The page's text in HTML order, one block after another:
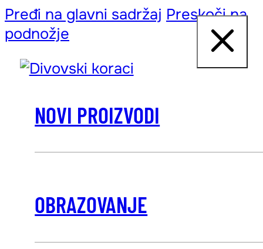
Pređi na glavni sadržaj Preskoči na
podnožje
NOVI PROIZVODI
OBRAZOVANJE